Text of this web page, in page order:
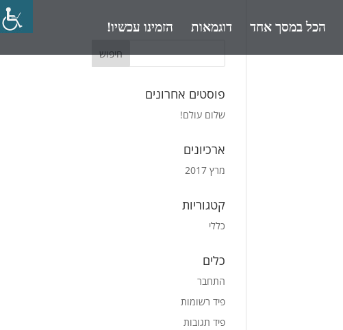
הכל במסך אחד דוגמאות הזמינו עכשיו!
פוסטים אחרונים
שלום עולם!
ארכיונים
מרץ 2017
קטגוריות
כללי
כלים
התחבר
פיד רשומות
פיד תגובות